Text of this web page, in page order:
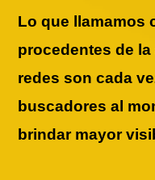
Lo que llamamos
procedentes de
redes son cada
buscadores al
brindar mayor